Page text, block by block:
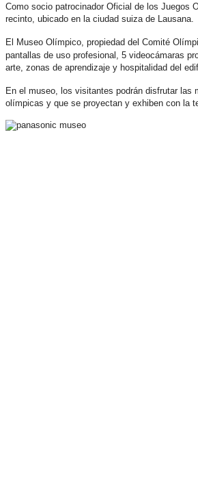
Como socio patrocinador Oficial de los Juegos
recinto, ubicado en la ciudad suiza de Lausana.
El Museo Olímpico, propiedad del Comité
pantallas de uso profesional, 5 videocámaras
arte, zonas de aprendizaje y hospitalidad del
En el museo, los visitantes podrán disfrutar las
olímpicas y que se proyectan y exhiben con la